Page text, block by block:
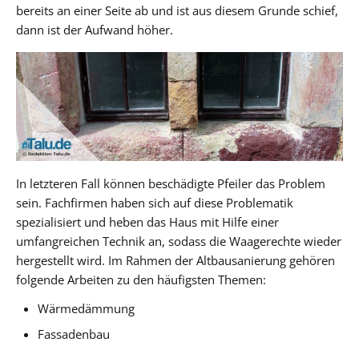
bereits an einer Seite ab und ist aus diesem Grunde schief,
dann ist der Aufwand höher.
In letzteren Fall können beschädigte Pfeiler das Problem
sein. Fachfirmen haben sich auf diese Problematik
spezialisiert und heben das Haus mit Hilfe einer
umfangreichen Technik an, sodass die Waagerechte wieder
hergestellt wird. Im Rahmen der Altbausanierung gehören
folgende Arbeiten zu den häufigsten Themen:
Wärmedämmung
Fassadenbau